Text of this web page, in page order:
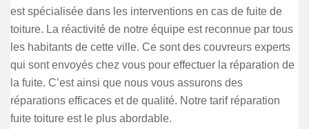
est spécialisée dans les interventions en cas de fuite de
toiture. La réactivité de notre équipe est reconnue par tous
les habitants de cette ville. Ce sont des couvreurs experts
qui sont envoyés chez vous pour effectuer la réparation de
la fuite. C’est ainsi que nous vous assurons des
réparations efficaces et de qualité. Notre tarif réparation
fuite toiture est le plus abordable.